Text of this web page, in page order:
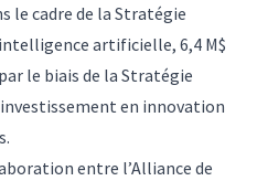
le cadre de la Stratégie
artificielle, 6,4 M$
le biais de la Stratégie
en innovation
entre l’Alliance de